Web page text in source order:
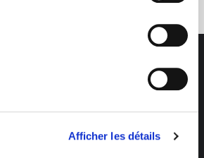
Afficher les détails